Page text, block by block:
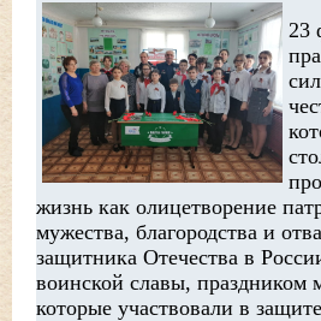
23
жизнь как олицетворение
мужества, благородства и
защитника Отечества в
воинской славы,
которые участвовали в